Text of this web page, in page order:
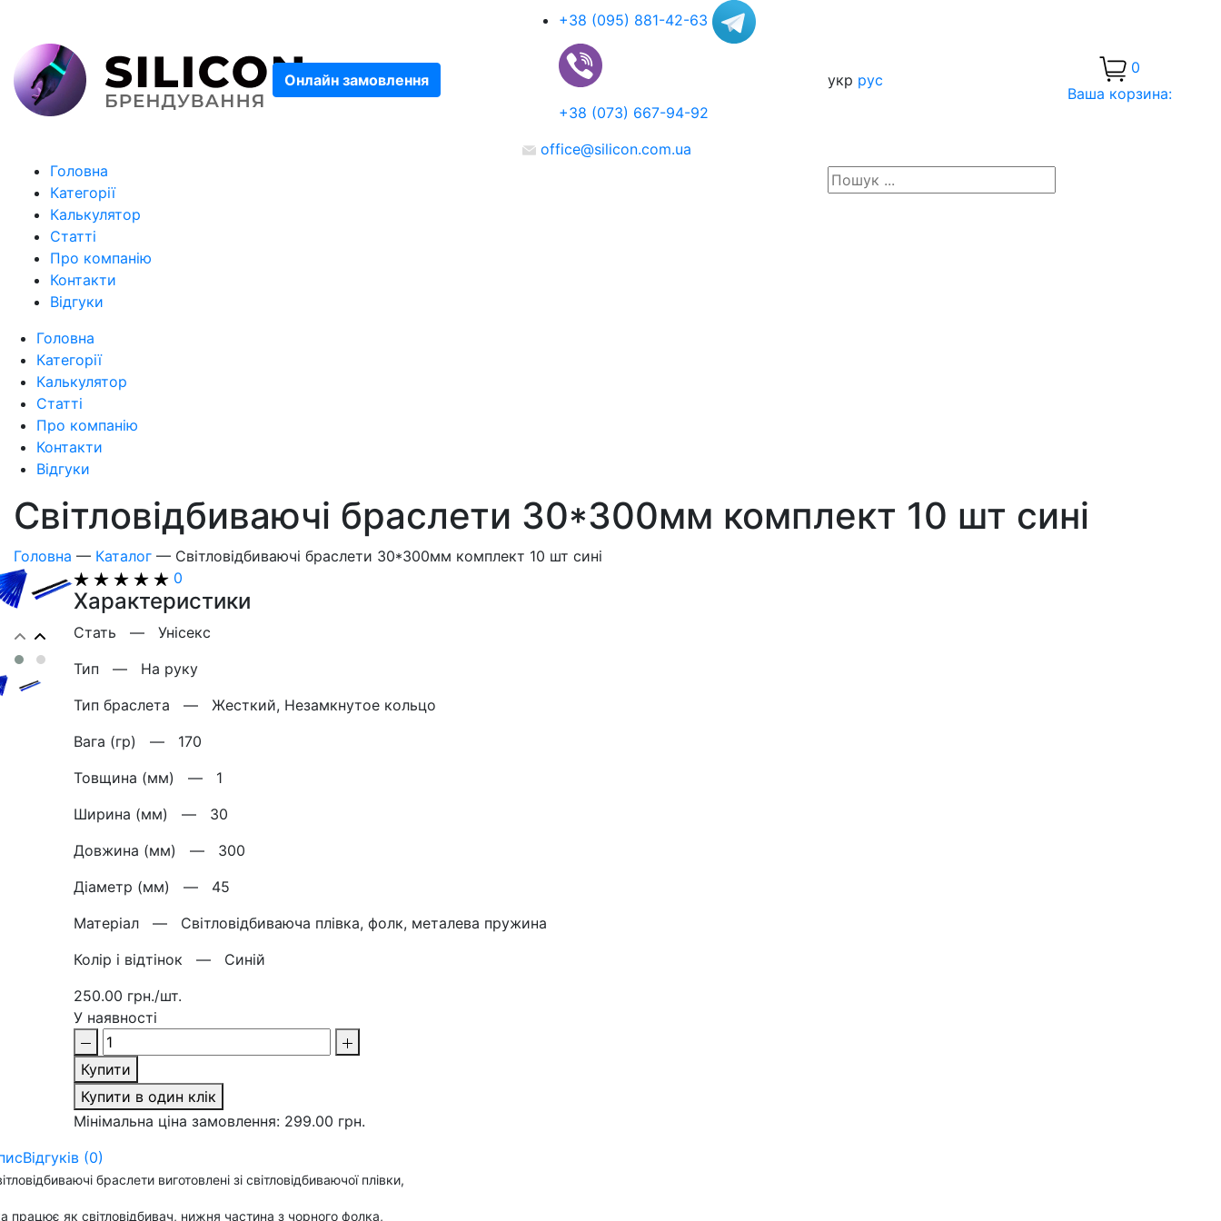
Онлайн замовлення
+38 (095) 881-42-63
+38 (073) 667-94-92
office@silicon.com.ua
укр рус
0
Ваша корзина:
Головна
Категорії
Калькулятор
Статті
Про компанію
Контакти
Відгуки
Головна
Категорії
Калькулятор
Статті
Про компанію
Контакти
Відгуки
Світловідбиваючі браслети 30*300мм комплект 10 шт сині
Головна — Каталог — Світловідбиваючі браслети 30*300мм комплект 10 шт сині
0
Характеристики
Стать — Унісекс
Тип — На руку
Тип браслета — Жесткий, Незамкнутое кольцо
Вага (гр) — 170
Товщина (мм) — 1
Ширина (мм) — 30
Довжина (мм) — 300
Діаметр (мм) — 45
Матерiал — Світловідбиваюча плівка, фолк, металева пружина
Колір і відтінок — Синій
250.00 грн./шт.
У наявності
Купити
Купити в один клік
Мінімальна ціна замовлення: 299.00 грн.
Відгуків (0)
браслети виготовлені зі світловідбиваючої плівки,
працює як світловідбивач, нижня частина з чорного фолка,